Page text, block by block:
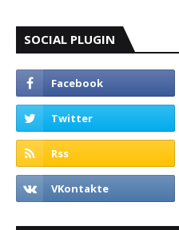
SOCIAL PLUGIN